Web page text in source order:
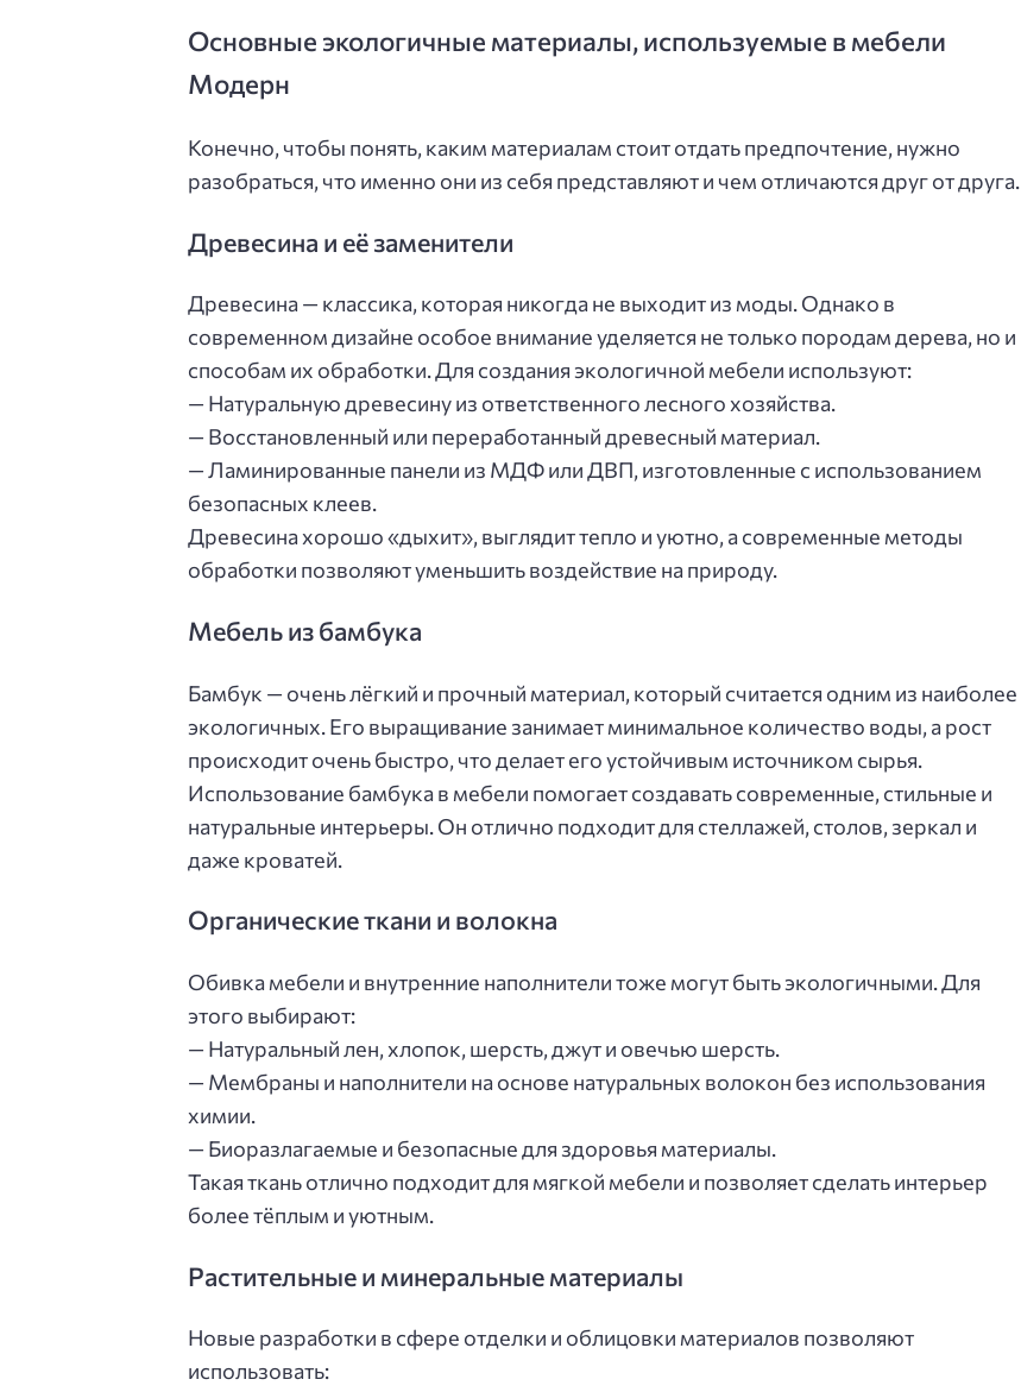
Основные экологичные материалы, используемые в мебели
Модерн
Конечно, чтобы понять, каким материалам стоит отдать предпочтение, нужно
разобраться, что именно они из себя представляют и чем отличаются друг от друга.
Древесина и её заменители
Древесина — классика, которая никогда не выходит из моды. Однако в
современном дизайне особое внимание уделяется не только породам дерева, но и
способам их обработки. Для создания экологичной мебели используют:
— Натуральную древесину из ответственного лесного хозяйства.
— Восстановленный или переработанный древесный материал.
— Ламинированные панели из МДФ или ДВП, изготовленные с использованием
безопасных клеев.
Древесина хорошо «дыхит», выглядит тепло и уютно, а современные методы
обработки позволяют уменьшить воздействие на природу.
Мебель из бамбука
Бамбук — очень лёгкий и прочный материал, который считается одним из наиболее
экологичных. Его выращивание занимает минимальное количество воды, а рост
происходит очень быстро, что делает его устойчивым источником сырья.
Использование бамбука в мебели помогает создавать современные, стильные и
натуральные интерьеры. Он отлично подходит для стеллажей, столов, зеркал и
даже кроватей.
Органические ткани и волокна
Обивка мебели и внутренние наполнители тоже могут быть экологичными. Для
этого выбирают:
— Натуральный лен, хлопок, шерсть, джут и овечью шерсть.
— Мембраны и наполнители на основе натуральных волокон без использования
химии.
— Биоразлагаемые и безопасные для здоровья материалы.
Такая ткань отлично подходит для мягкой мебели и позволяет сделать интерьер
более тёплым и уютным.
Растительные и минеральные материалы
Новые разработки в сфере отделки и облицовки материалов позволяют
использовать: